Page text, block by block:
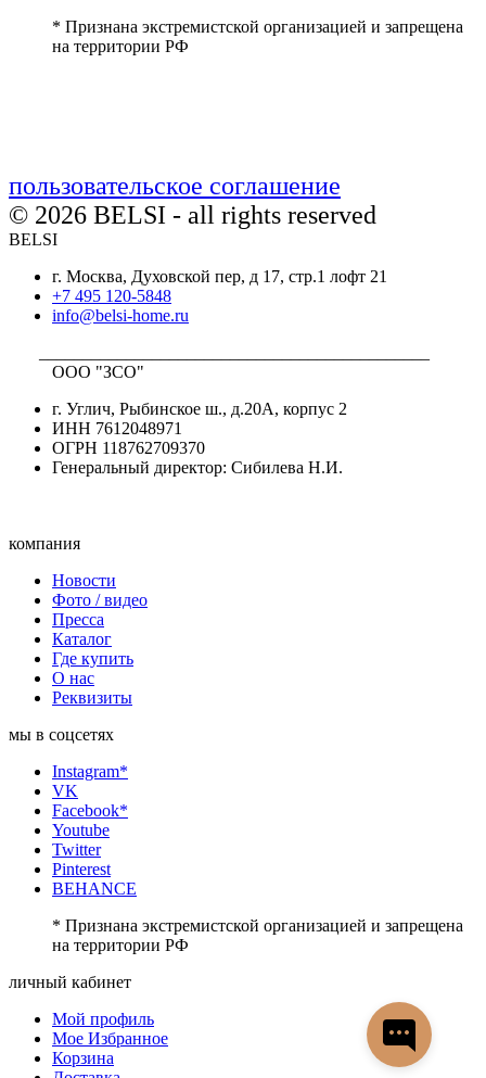
* Признана экстремистской организацией и запрещена
на территории РФ
пользовательское соглашение
© 2026 BELSI - all rights reserved
BELSI
г. Москва, Духовской пер, д 17, стр.1 лофт 21
+7 495 120-5848
info@belsi-home.ru
ООО "ЗСО"
г. Углич, Рыбинское ш., д.20А, корпус 2
ИНН 7612048971
ОГРН 118762709370
Генеральный директор: Сибилева Н.И.
компания
Новости
Фото / видео
Пресса
Каталог
Где купить
О нас
Реквизиты
мы в соцсетях
Instagram*
VK
Facebook*
Youtube
Twitter
Pinterest
BEHANCE
* Признана экстремистской организацией и запрещена
на территории РФ
личный кабинет
Мой профиль
Мое Избранное
Корзина